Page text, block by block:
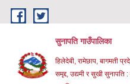
Skip to main content
सुनापति गाउँपालिका
हिलेदेबी, रामेछाप, बागमती
समृद्द, उद्यमी र सुखी सुनापति :